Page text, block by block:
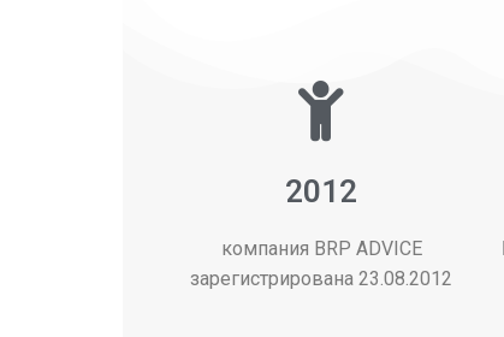
2012
компания BRP ADVICE
зарегистрирована 23.08.2012